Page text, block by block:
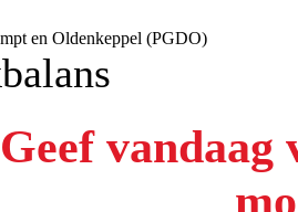
en Oldenkeppel (PGDO)
Geef